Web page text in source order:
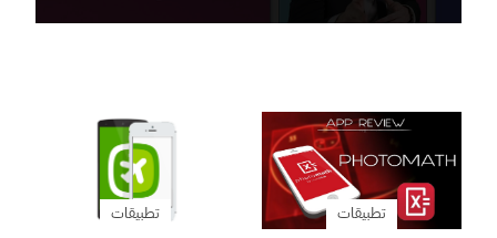
تطبيقات تطبيقات